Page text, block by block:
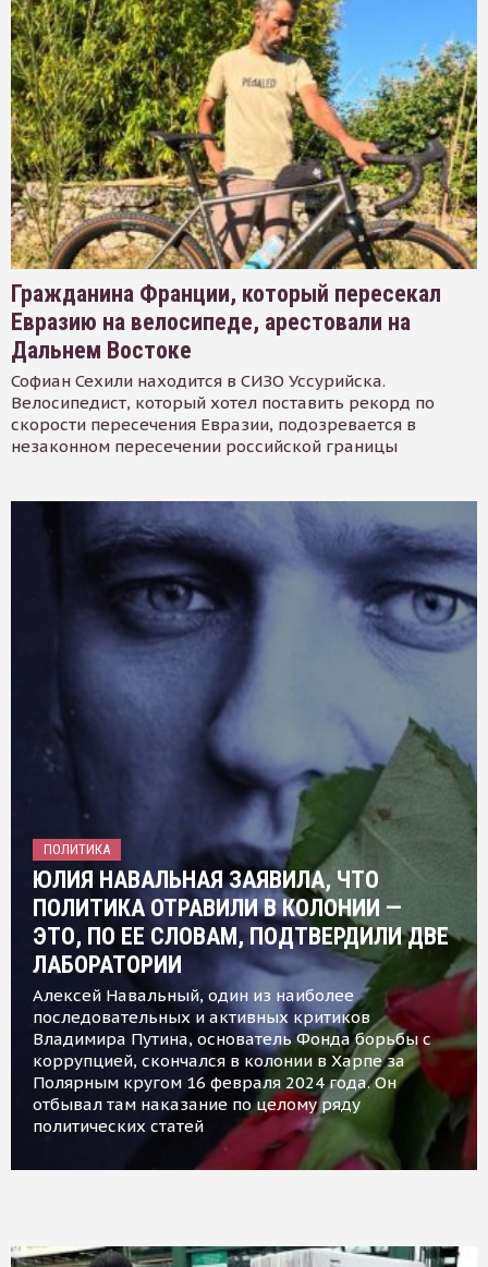
Гражданина Франции, который пересекал
Евразию на велосипеде, арестовали на
Дальнем Востоке
Софиан Сехили находится в СИЗО Уссурийска.
Велосипедист, который хотел поставить рекорд по
скорости пересечения Евразии, подозревается в
незаконном пересечении российской границы
ПОЛИТИКА
ЮЛИЯ НАВАЛЬНАЯ ЗАЯВИЛА, ЧТО
ПОЛИТИКА ОТРАВИЛИ В КОЛОНИИ —
ЭТО, ПО ЕЕ СЛОВАМ, ПОДТВЕРДИЛИ ДВЕ
ЛАБОРАТОРИИ
Алексей Навальный, один из наиболее
последовательных и активных критиков
Владимира Путина, основатель Фонда борьбы с
коррупцией, скончался в колонии в Харпе за
Полярным кругом 16 февраля 2024 года. Он
отбывал там наказание по целому ряду
политических статей